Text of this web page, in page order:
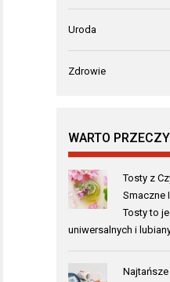
Uroda
Zdrowie
WARTO
Tosty z
Smaczne
Tosty to
uniwersalnych i
Najtańsze